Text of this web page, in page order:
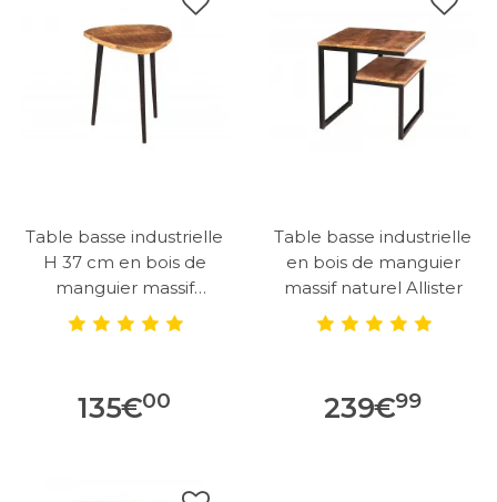
Table basse industrielle
H 37 cm en bois de
manguier massif
naturel...
135€00
Table basse industrielle
en bois de manguier
massif naturel Allister
239€99